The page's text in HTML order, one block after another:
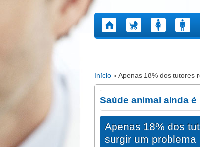
Está aqui
Início » Apenas 18% dos tutores
Saúde animal ainda é
Apenas 18% dos
surgir um problema